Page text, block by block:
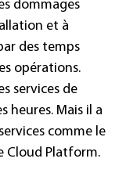
dommages
et à
des temps
opérations.
services de
heures. Mais il a
comme le
Cloud Platform.